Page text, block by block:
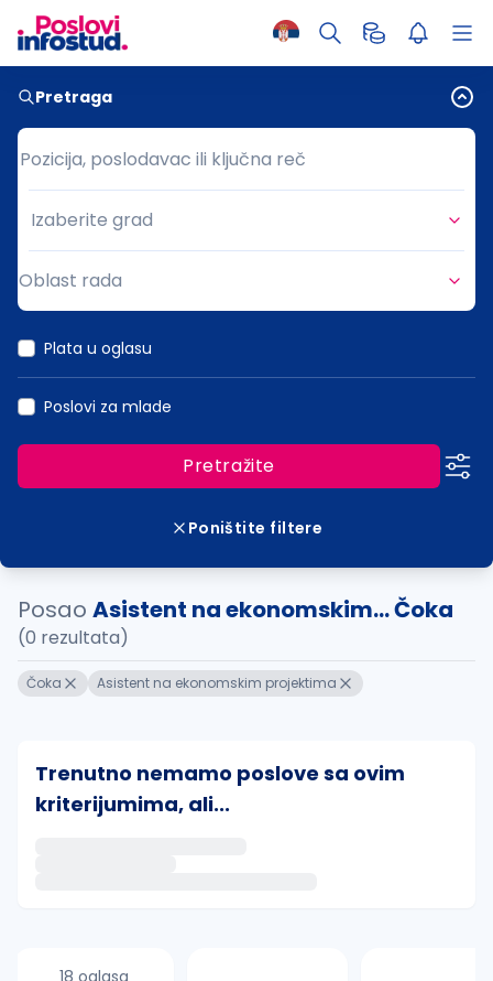
Pretraga
Pozicija, poslodavac ili ključna reč
Pozicija, poslodavac ili ključna reč
Grad
Izaberite grad
Oblast rada
Plata u oglasu
Poslovi za mlade
Pretražite
Poništite filtere
Posao Asistent na ekonomskim... Čoka
(0 rezultata)
Čoka Asistent na ekonomskim projektima
Trenutno nemamo poslove sa ovim
kriterijumima, ali...
18 oglasa